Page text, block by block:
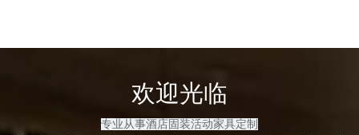
欢迎光临
专业从事酒店固装活动家具定制